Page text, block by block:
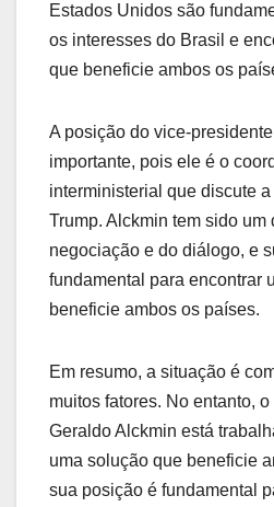
Estados Unidos são
os interesses do Brasil e
que beneficie ambos os
A posição do vice-
importante, pois ele é o
interministerial que discute
Trump. Alckmin tem sido um
negociação e do diálogo, e
fundamental para encontrar
beneficie ambos os países.
Em resumo, a situação é
muitos fatores. No entanto,
Geraldo Alckmin está
uma solução que beneficie
sua posição é fundamental